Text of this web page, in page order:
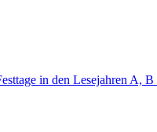
in den Lesejahren A,